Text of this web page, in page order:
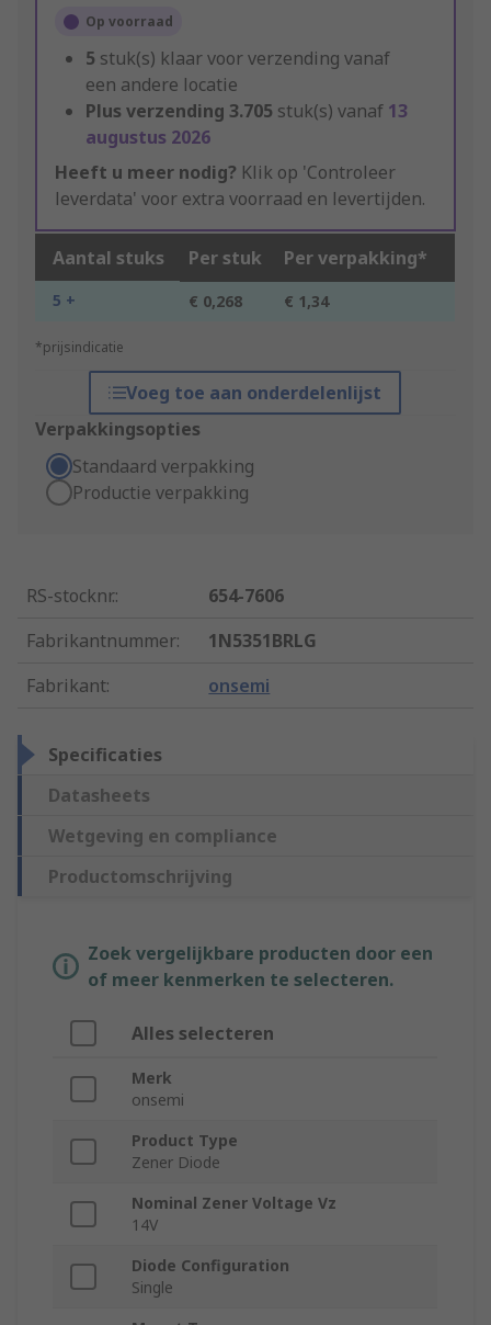
Op voorraad
5 stuk(s) klaar voor verzending vanaf
een andere locatie
Plus verzending 3.705 stuk(s) vanaf 13
augustus 2026
Heeft u meer nodig? Klik op 'Controleer
leverdata' voor extra voorraad en levertijden.
Aantal stuks Per stuk Per verpakking*
5 + € 0,268 € 1,34
*prijsindicatie
Voeg toe aan onderdelenlijst
Verpakkingsopties
Standaard verpakking
Productie verpakking
RS-stocknr.:
654-7606
Fabrikantnummer:
1N5351BRLG
Fabrikant: onsemi
Specificaties
Datasheets
Wetgeving en compliance
Productomschrijving
Zoek vergelijkbare producten door een
of meer kenmerken te selecteren.
Alles selecteren
Merk
onsemi
Product Type
Zener Diode
Nominal Zener Voltage Vz
14V
Diode Configuration
Single